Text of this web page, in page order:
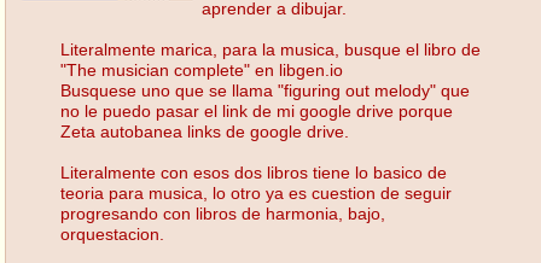
aprender a dibujar.
Literalmente marica, para la musica, busque el libro de
"The musician complete" en libgen.io
Busquese uno que se llama "figuring out melody" que
no le puedo pasar el link de mi google drive porque
Zeta autobanea links de google drive.
Literalmente con esos dos libros tiene lo basico de
teoria para musica, lo otro ya es cuestion de seguir
progresando con libros de harmonia, bajo,
orquestacion.